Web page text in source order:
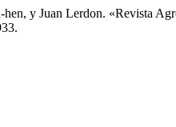
y Juan Lerdon. «Revista